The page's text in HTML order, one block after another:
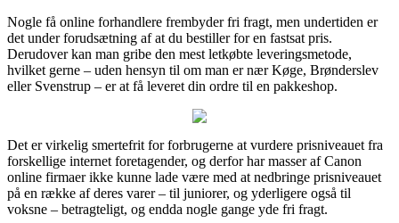
Nogle få online forhandlere frembyder fri fragt, men undertiden er
det under forudsætning af at du bestiller for en fastsat pris.
Derudover kan man gribe den mest letkøbte leveringsmetode,
hvilket gerne – uden hensyn til om man er nær Køge, Brønderslev
eller Svenstrup – er at få leveret din ordre til en pakkeshop.
Det er virkelig smertefrit for forbrugerne at vurdere prisniveauet fra
forskellige internet foretagender, og derfor har masser af Canon
online firmaer ikke kunne lade være med at nedbringe prisniveauet
på en række af deres varer – til juniorer, og yderligere også til
voksne – betragteligt, og endda nogle gange yde fri fragt.